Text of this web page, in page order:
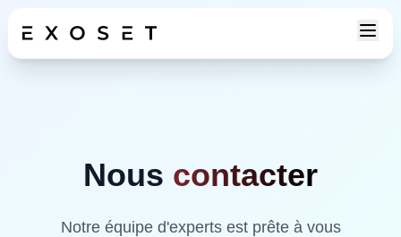
Nous contacter
Notre équipe d'experts est prête à vous